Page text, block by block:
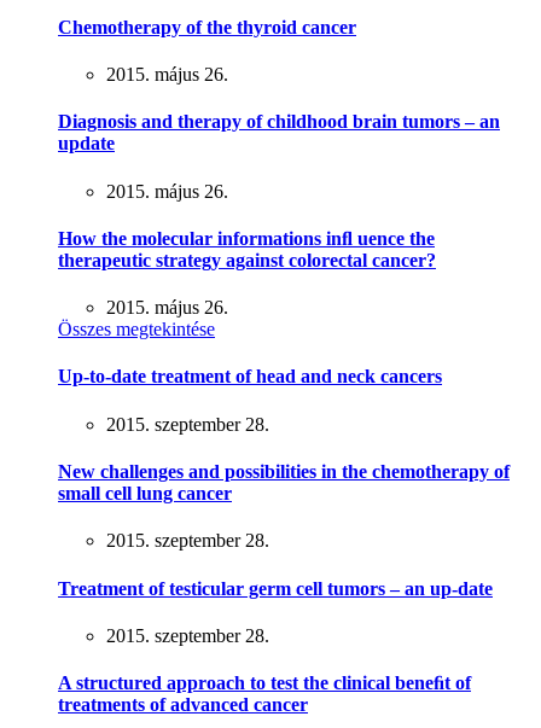
Chemotherapy of the thyroid cancer
2015. május 26.
Diagnosis and therapy of childhood brain tumors – an
update
2015. május 26.
How the molecular informations inﬂ uence the
therapeutic strategy against colorectal cancer?
2015. május 26.
Összes megtekintése
Up-to-date treatment of head and neck cancers
2015. szeptember 28.
New challenges and possibilities in the chemotherapy of
small cell lung cancer
2015. szeptember 28.
Treatment of testicular germ cell tumors – an up-date
2015. szeptember 28.
A structured approach to test the clinical beneﬁt of
treatments of advanced cancer